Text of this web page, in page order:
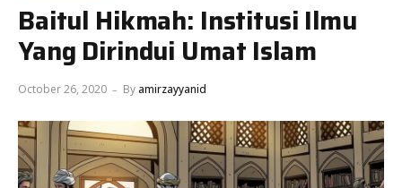
Baitul Hikmah: Institusi Ilmu
Yang Dirindui Umat Islam
October 26, 2020 By amirzayyanid